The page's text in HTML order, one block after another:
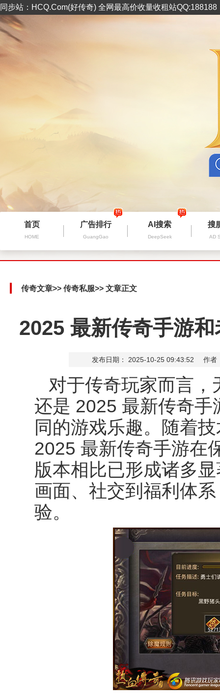
同步站：HCQ.Com(好传奇) 全网最高价收量收租站
首页
HOME
广告排行
GuangGao
AI搜索
DeepSeek
搜
AD
传奇文章>> 传奇私服>> 文章正文
2025 最新传奇手游
发布日期： 2025-10-25 09:43:52 作者
对于传奇玩家而言
还是 2025 最新传奇手
同的游戏乐趣。随着
2025 最新传奇手游在
版本相比已形成诸多
画面、社交到福利体
验。